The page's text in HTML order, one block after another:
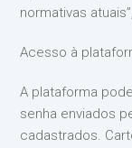
normativas
Acesso à
A plataforma
senha enviados
cadastrados.